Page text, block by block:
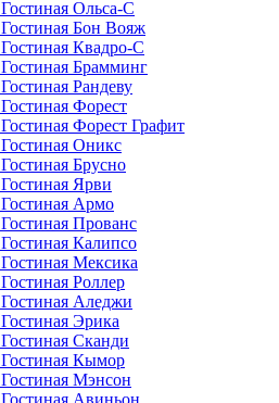
Гостиная Ольса-С
Гостиная Бон Вояж
Гостиная Квадро-С
Гостиная Брамминг
Гостиная Рандеву
Гостиная Форест
Гостиная Форест Графит
Гостиная Оникс
Гостиная Брусно
Гостиная Ярви
Гостиная Армо
Гостиная Прованс
Гостиная Калипсо
Гостиная Мексика
Гостиная Роллер
Гостиная Аледжи
Гостиная Эрика
Гостиная Сканди
Гостиная Кымор
Гостиная Мэнсон
Гостиная Авиньон